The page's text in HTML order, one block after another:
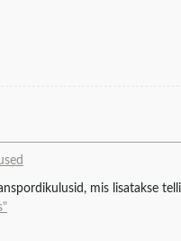
mis lisatakse